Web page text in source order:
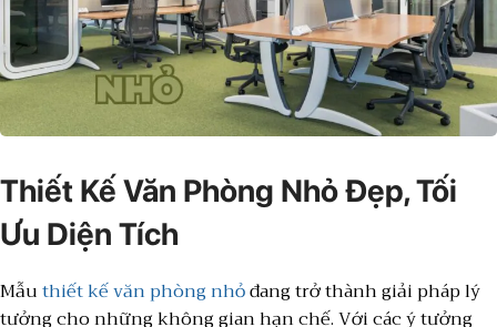
Thiết Kế Văn Phòng Nhỏ Đẹp, Tối
Ưu Diện Tích
Mẫuthiết kế văn phòng nhỏđang trở thành giải pháp lý
tưởng cho những không gian hạn chế. Với các ý tưởng